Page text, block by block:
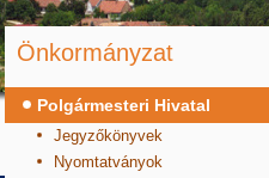
Önkormányzat
Polgármesteri Hivatal
Jegyzőkönyvek
Nyomtatványok